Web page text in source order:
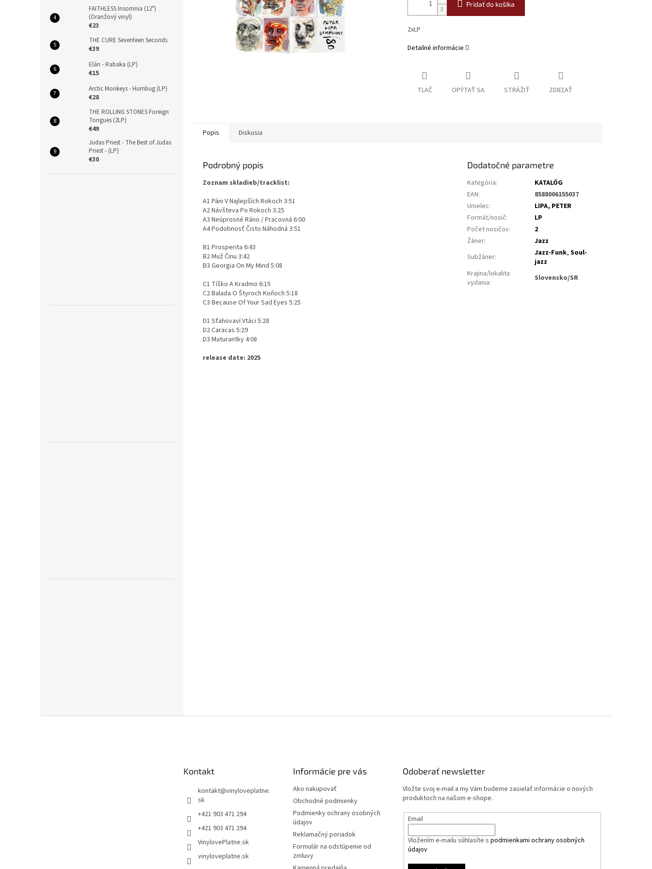
FAITHLESS Insomnia (12")
(Oranžový vinyl)
€23
THE CURE Seventeen Seconds
€39
Elán - Rabaka (LP)
€15
Arctic Monkeys - Humbug (LP)
€28
THE ROLLING STONES Foreign
Tongues (2LP)
€49
Judas Priest - The Best of Judas
Priest - (LP)
€30
Pridať do košíka
2xLP
Detailné informácie
TLAČ OPÝTAŤ SA STRÁŽIŤ ZDIEĽAŤ
Popis Diskusia
Podrobný popis
Zoznam skladieb/tracklist:
A1 Páni V Najlepších Rokoch 3:51
A2 Návšteva Po Rokoch 3:25
A3 Neúprosné Ráno / Pracovná 6:00
A4 Podobnosť Čisto Náhodná 3:51
B1 Prosperita 6:43
B2 Muž Činu 3:42
B3 Georgia On My Mind 5:08
C1 Tíško A Kradmo 6:15
C2 Balada O Štyroch Koňoch 5:18
C3 Because Of Your Sad Eyes 5:25
D1 Sťahovaví Vtáci 5:28
D2 Caracas 5:29
D3 Maturantky 4:08
release date: 2025
Dodatočné parametre
Kategória:
KATALÓG
EAN:
8588006155037
Umelec:
LIPA, PETER
Formát/nosič:
LP
Počet nosičov:
2
Žáner:
Jazz
Subžáner: Jazz-Funk,Soul-
jazz
Krajina/lokalita
vydania: Slovensko/SR
Kontakt
kontakt@vinyloveplatne.
sk
+421 903 471 294
+421 903 471 294
VinylovePlatne.sk
vinyloveplatne.sk
Informácie pre vás
Ako nakupovať
Obchodné podmienky
Podmienky ochrany osobných
údajov
Reklamačný poriadok
Formulár na odstúpenie od
zmluvy
Odoberať newsletter
Vložte svoj e-mail a my Vám budeme zasielať informácie o nových
produktoch na našom e-shope.
Email
Vložením e-mailu súhlasíte spodmienkami ochrany osobných
údajov